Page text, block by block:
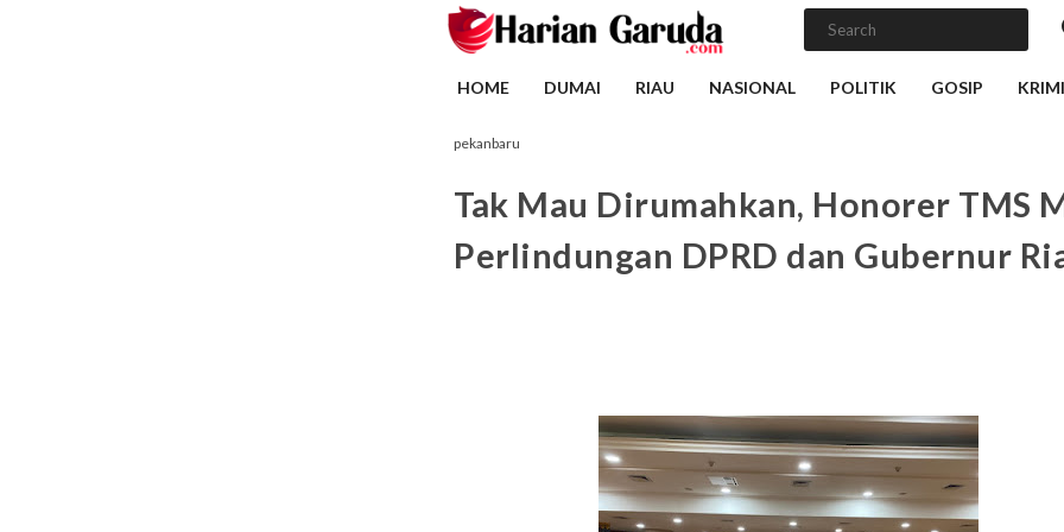
HOME DUMAI RIAU NASIONAL POLITIK GOSIP
pekanbaru
Tak Mau Dirumahkan, Honorer TMS
Perlindungan DPRD dan Gubernur